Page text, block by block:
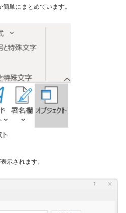
単にまとめています。
示されます。